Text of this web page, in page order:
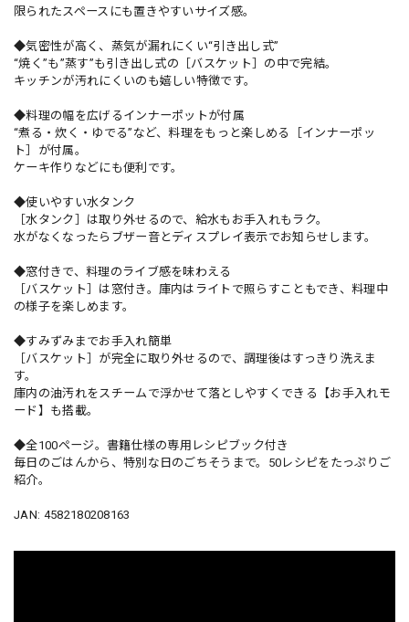
限られたスペースにも置きやすいサイズ感。
◆気密性が高く、蒸気が漏れにくい“引き出し式”
“焼く”も”蒸す”も引き出し式の［バスケット］の中で完結。
キッチンが汚れにくいのも嬉しい特徴です。
◆料理の幅を広げるインナーポットが付属
“煮る・炊く・ゆでる”など、料理をもっと楽しめる［インナーポッ
ト］が付属。
ケーキ作りなどにも便利です。
◆使いやすい水タンク
［水タンク］は取り外せるので、給水もお手入れもラク。
水がなくなったらブザー音とディスプレイ表示でお知らせします。
◆窓付きで、料理のライブ感を味わえる
［バスケット］は窓付き。庫内はライトで照らすこともでき、料理中
の様子を楽しめます。
◆すみずみまでお手入れ簡単
［バスケット］が完全に取り外せるので、調理後はすっきり洗えま
す。
庫内の油汚れをスチームで浮かせて落としやすくできる【お手入れモ
ード】も搭載。
◆全100ページ。書籍仕様の専用レシピブック付き
毎日のごはんから、特別な日のごちそうまで。50レシピをたっぷりご
紹介。
JAN: 4582180208163